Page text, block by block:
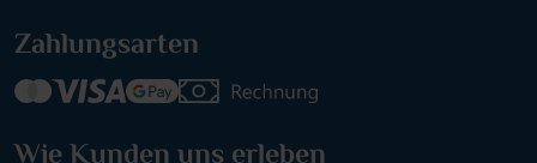
Zahlungsarten